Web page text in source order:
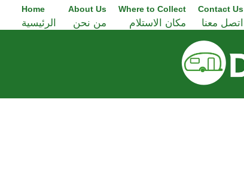
Home
الرئيسية
About Us
من نحن
Where to Collect
مكان الاستلام
Contact Us
اتصل معنا